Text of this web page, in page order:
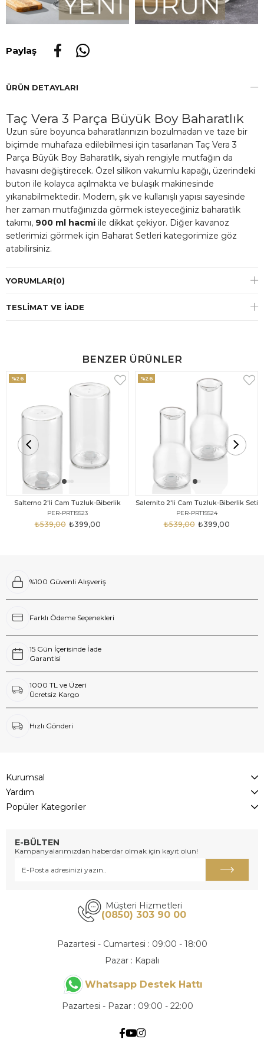
Paylaş
ÜRÜN DETAYLARI
Taç Vera 3 Parça Büyük Boy Baharatlık
Uzun süre boyunca baharatlarınızın bozulmadan ve taze bir
biçimde muhafaza edilebilmesi için tasarlanan Taç Vera 3
Parça Büyük Boy Baharatlık, siyah rengiyle mutfağın da
havasını değiştirecek. Özel silikon vakumlu kapağı, üzerindeki
buton ile kolayca açılmakta ve bulaşık makinesinde
yıkanabilmektedir. Modern, şık ve kullanışlı yapısı sayesinde
her zaman mutfağınızda görmek isteyeceğiniz baharatlık
takımı, 900 ml hacmi ile dikkat çekiyor. Diğer kavanoz
setlerimizi görmek için Baharat Setleri kategorimize göz
atabilirsiniz.
YORUMLAR(0)
TESLIMAT VE İADE
BENZER ÜRÜNLER
Salterno 2'li Cam Tuzluk-Biberlik
PER-PRT15523
₺399,00
₺539,00
%26
Salernito 2'li Cam Tuzluk-Biberlik Seti
PER-PRT15524
₺399,00
₺539,00
%26
%100 Güvenli Alışveriş
Farklı Ödeme Seçenekleri
15 Gün İçerisinde İade
Garantisi
1000 TL ve Üzeri
Ücretsiz Kargo
Hızlı Gönderi
Kurumsal
Yardım
Popüler Kategoriler
E-BÜLTEN
Kampanyalarımızdan haberdar olmak için kayıt olun!
Müşteri Hizmetleri
(0850) 303 90 00
Pazartesi - Cumartesi : 09:00 - 18:00
Pazar : Kapalı
Whatsapp Destek Hattı
Pazartesi - Pazar : 09:00 - 22:00